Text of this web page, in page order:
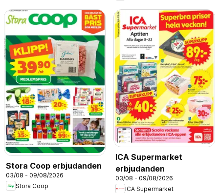
Stora Coop erbjudanden
03/08 - 09/08/2026
Stora Coop
ICA Supermarket
erbjudanden
03/08 - 09/08/2026
ICA Supermarket